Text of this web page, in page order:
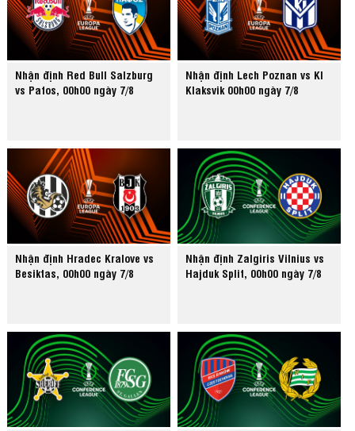
Nhận định Red Bull Salzburg
vs Pafos, 00h00 ngày 7/8
Nhận định Lech Poznan vs KI
Klaksvik 00h00 ngày 7/8
Nhận định Hradec Kralove vs
Besiktas, 00h00 ngày 7/8
Nhận định Zalgiris Vilnius vs
Hajduk Split, 00h00 ngày 7/8